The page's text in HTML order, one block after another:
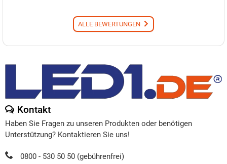
ALLE BEWERTUNGEN
Kontakt
Haben Sie Fragen zu unseren Produkten oder benötigen
Unterstützung? Kontaktieren Sie uns!
0800 - 530 50 50 (gebührenfrei)